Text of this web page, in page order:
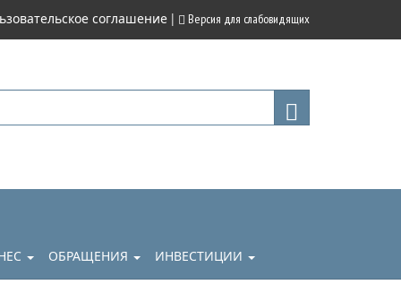
соглашение | Версия для слабовидящих
ОБРАЩЕНИЯ ИНВЕСТИЦИИ